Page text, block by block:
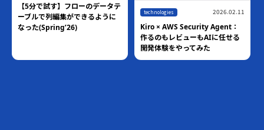
【5分で試す】フローのデータテ
ーブルで列編集ができるように
なった(Spring’26)
technologies 2026.02.11
Kiro × AWS Security Agent：
作るのもレビューもAIに任せる
開発体験をやってみた